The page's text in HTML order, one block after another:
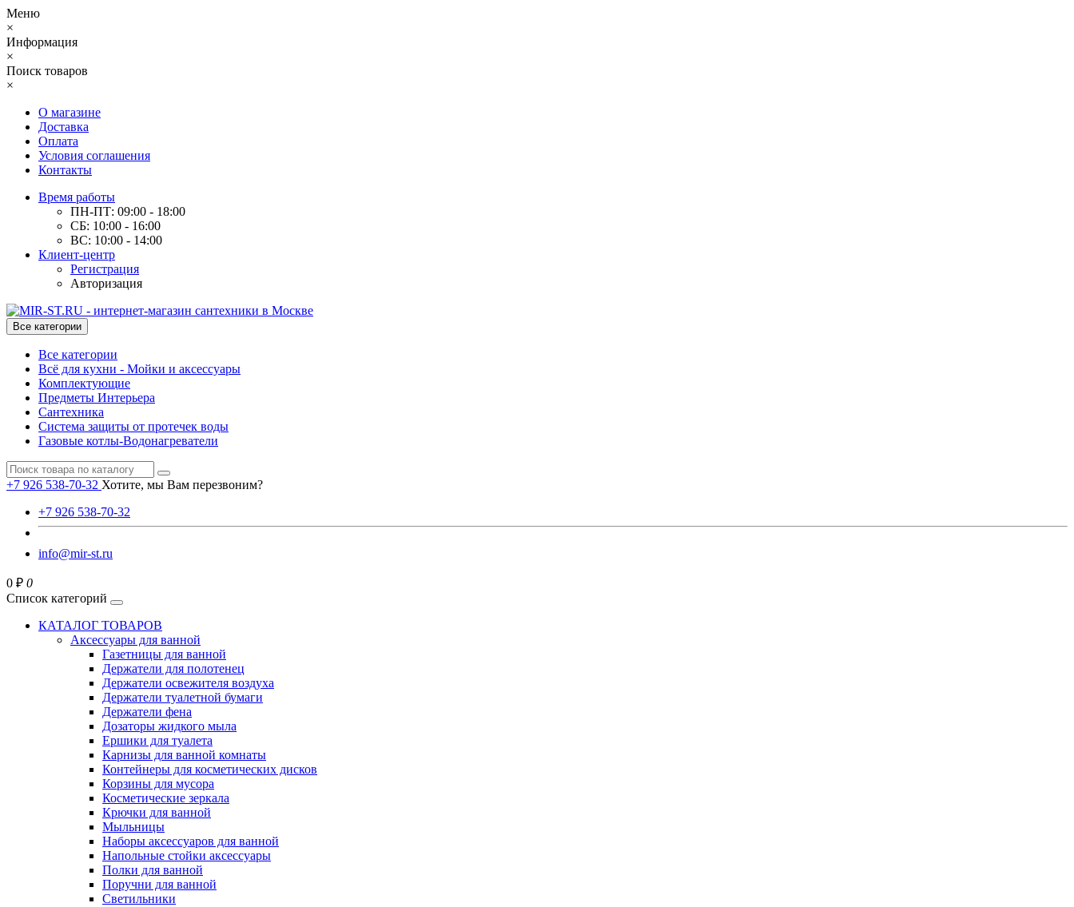
Меню
×
Информация
×
Поиск товаров
×
О магазине
Доставка
Оплата
Условия соглашения
Контакты
Время работы
ПН-ПТ: 09:00 - 18:00
СБ: 10:00 - 16:00
ВС: 10:00 - 14:00
Клиент-центр
Регистрация
Авторизация
Все категории
Все категории
Всё для кухни - Мойки и аксессуары
Комплектующие
Предметы Интерьера
Сантехника
Система защиты от протечек воды
Газовые котлы-Водонагреватели
+7 926 538-70-32 Хотите, мы Вам перезвоним?
+7 926 538-70-32
info@mir-st.ru
0 ₽ 0
Список категорий
КАТАЛОГ ТОВАРОВ
Аксессуары для ванной
Газетницы для ванной
Держатели для полотенец
Держатели освежителя воздуха
Держатели туалетной бумаги
Держатели фена
Дозаторы жидкого мыла
Ершики для туалета
Карнизы для ванной комнаты
Контейнеры для косметических дисков
Корзины для мусора
Косметические зеркала
Крючки для ванной
Мыльницы
Наборы аксессуаров для ванной
Напольные стойки аксессуары
Полки для ванной
Поручни для ванной
Светильники